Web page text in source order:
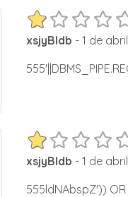
xsjyBldb - 1 de
xsjyBldb - 1 de
555ldNAbspZ')) OR